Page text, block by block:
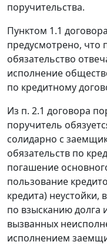
поручительства.
Пунктом 1.1
предусмотрено, что
обязательство
исполнение
по кредитному
Из п. 2.1 договора
поручитель
солидарно с
обязательств по
погашение
пользование
кредита)
по взысканию долга
вызванных
исполнением